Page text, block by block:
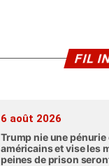
FIL
6 août 2026
Trump nie une pénurie
américains et vise les
peines de prison